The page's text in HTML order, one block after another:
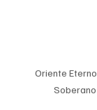
Oriente